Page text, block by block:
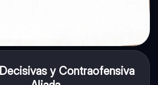
y Contraofensiva